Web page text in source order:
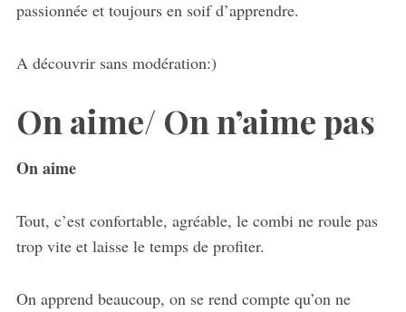
passionnée et toujours en soif d’apprendre.
A découvrir sans modération:)
On aime/ On n’aime pas
On aime
Tout, c’est confortable, agréable, le combi ne roule pas
trop vite et laisse le temps de profiter.
On apprend beaucoup, on se rend compte qu’on ne